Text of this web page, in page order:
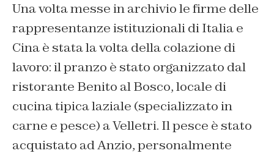
Una volta messe in archivio le firme delle
rappresentanze istituzionali di Italia e
Cina è stata la volta della colazione di
lavoro: il pranzo è stato organizzato dal
ristorante Benito al Bosco, locale di
cucina tipica laziale (specializzato in
carne e pesce) a Velletri. Il pesce è stato
acquistato ad Anzio, personalmente